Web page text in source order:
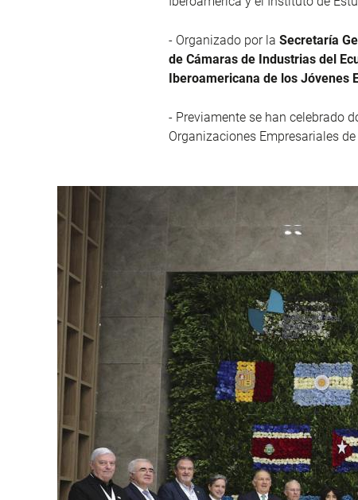
- Organizado por la Secretaría
de Cámaras de Industrias del
Iberoamericana de los Jóvenes
- Previamente se han celebrado
Organizaciones Empresariales